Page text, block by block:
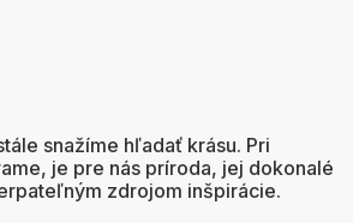
snažíme hľadať krásu. Pri
je pre nás príroda, jej dokonalé
zdrojom inšpirácie.